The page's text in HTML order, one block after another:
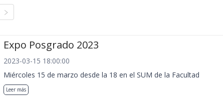
Expo Posgrado 2023
2023-03-15 18:00:00
Miércoles 15 de marzo desde la 18 en el SUM de la Facultad
Leer más